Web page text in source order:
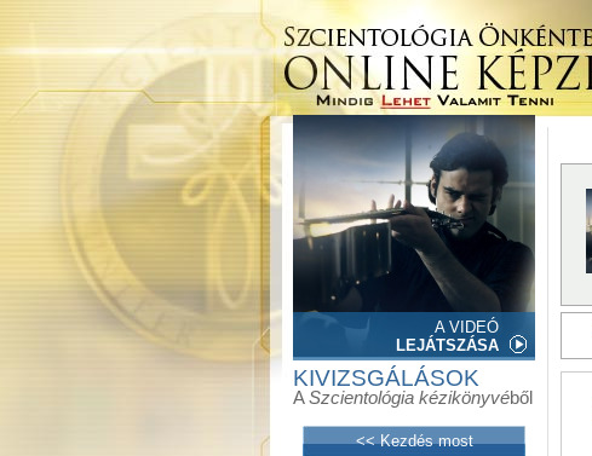
A VIDEÓ
LEJÁTSZÁSA
KIVIZSGÁLÁSOK
ASzcientológia kézikönyvéből
<< Kezdés most